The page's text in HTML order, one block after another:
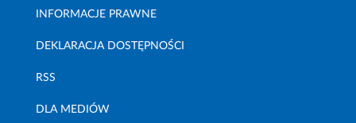
INFORMACJE PRAWNE
DEKLARACJA DOSTĘPNOŚCI
RSS
DLA MEDIÓW